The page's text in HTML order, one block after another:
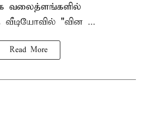
வலைத்ளங்களில்
வீடியோவில் "வின ...
Read More